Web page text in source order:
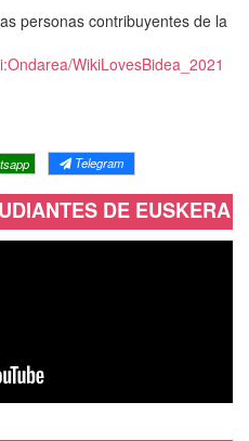
personas contribuyentes de la
WikiLovesBidea_2021
Telegram
DE EUSKERA